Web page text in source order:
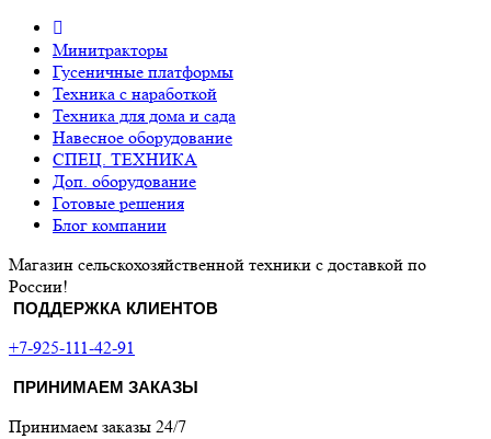
Минитракторы
Гусеничные платформы
Техника с наработкой
Техника для дома и сада
Навесное оборудование
СПЕЦ. ТЕХНИКА
Доп. оборудование
Готовые решения
Блог компании
Магазин сельскохозяйственной техники с доставкой по
России!
ПОДДЕРЖКА КЛИЕНТОВ
+7-925-111-42-91
ПРИНИМАЕМ ЗАКАЗЫ
Принимаем заказы 24/7